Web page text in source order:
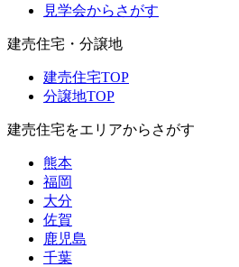
見学会からさがす
建売住宅・分譲地
建売住宅TOP
分譲地TOP
建売住宅をエリアからさがす
熊本
福岡
大分
佐賀
鹿児島
千葉